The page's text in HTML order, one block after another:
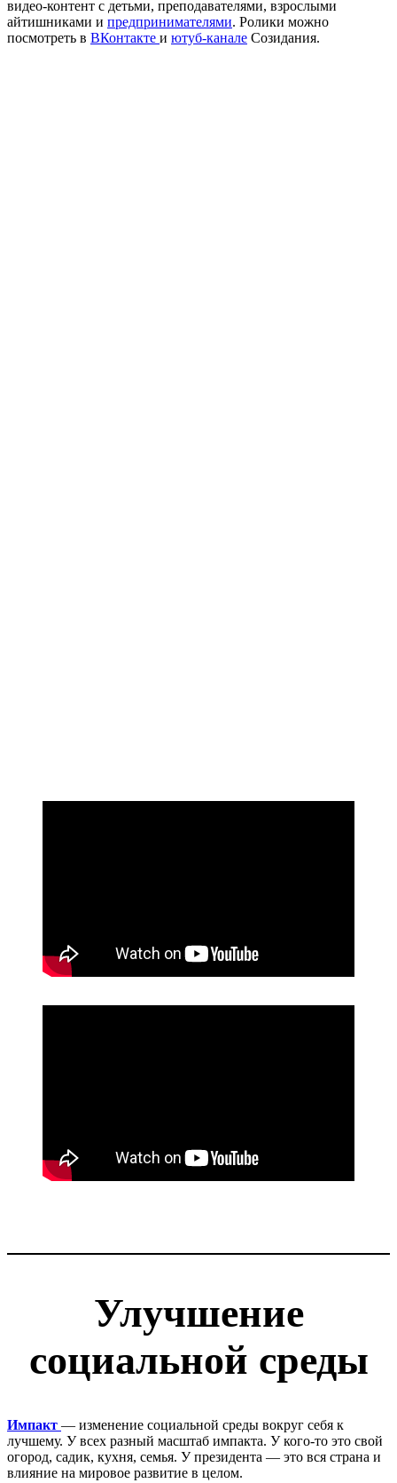
видео-контент с детьми, преподавателями, взрослыми
айтишниками и предпринимателями. Ролики можно
посмотреть в ВКонтакте и ютуб-канале Созидания.
Улучшение
социальной среды
Импакт — изменение социальной среды вокруг себя к
лучшему. У всех разный масштаб импакта. У кого-то это свой
огород, садик, кухня, семья. У президента — это вся страна и
влияние на мировое развитие в целом.